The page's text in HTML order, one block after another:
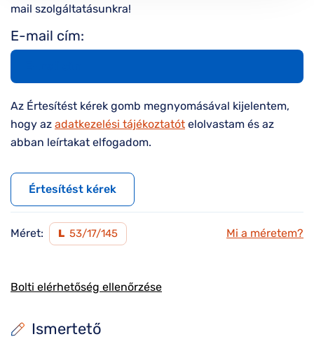
Ismertető
mail szolgáltatásunkra!
E-mail cím:
Az Értesítést kérek gomb megnyomásával kijelentem,
hogy az adatkezelési tájékoztatót elolvastam és az
abban leírtakat elfogadom.
Értesítést kérek
Méret: L 53/17/145 Mi a méretem?
Bolti elérhetőség ellenőrzése